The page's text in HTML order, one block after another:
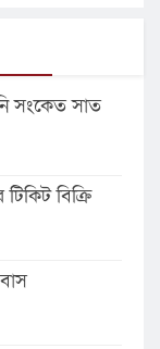
সংকেত সাত
বিক্রি